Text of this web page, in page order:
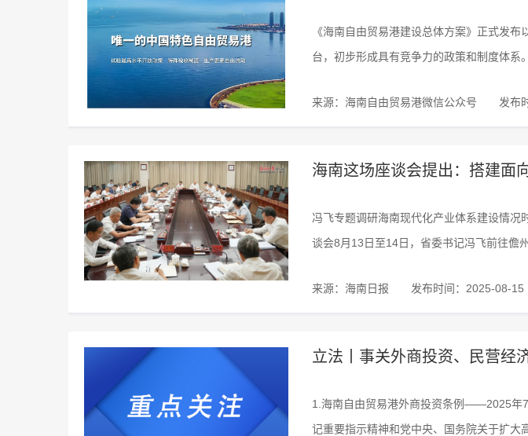
《海南自由贸易港建设总体方案》正式发
台，初步形成具有竞争力的政策和制度体系
来源：海南自由贸易港微信公众号 发布
海南这场座谈会提出：搭建面
冯飞专题调研海南现代化产业体系建设情况
谈会8月13日至14日，省委书记冯飞前往儋
来源：海南日报 发布时间：2025-08-15
立法丨事关外商投资、民营经
1.海南自由贸易港外商投资条例——2025年
记重要指示精神和党中央、国务院关于扩大